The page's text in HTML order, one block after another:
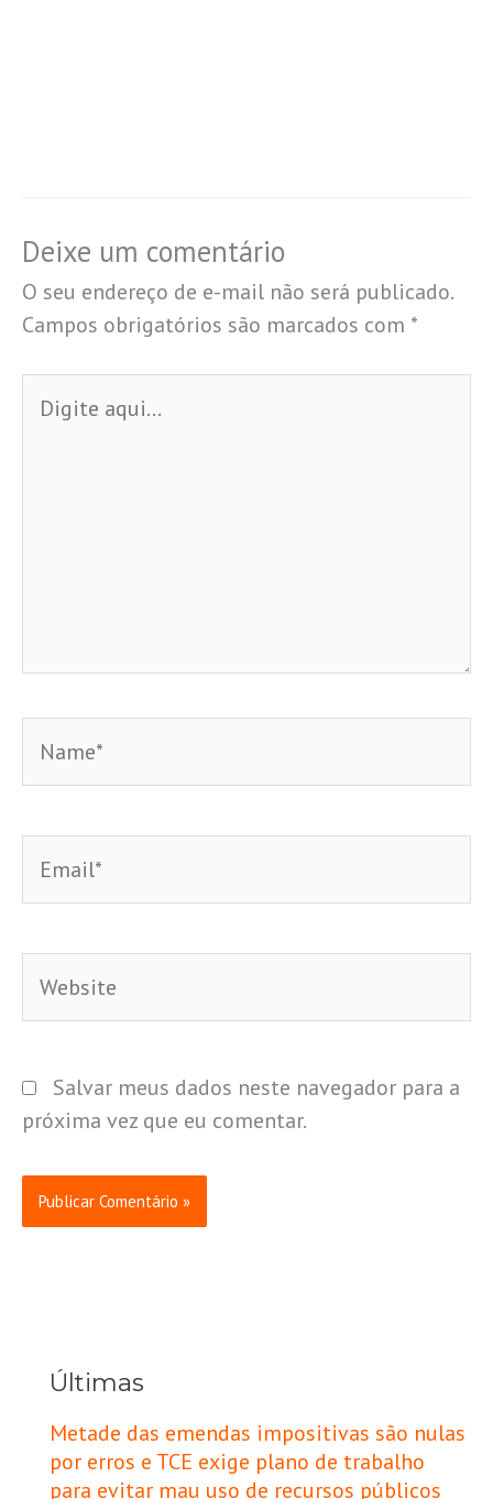
Deixe um comentário
O seu endereço de e-mail não será publicado.
Campos obrigatórios são marcados com *
aqui...
Salvar meus dados neste navegador para a
próxima vez que eu comentar.
Últimas
Metade das emendas impositivas são nulas
por erros e TCE exige plano de trabalho
para evitar mau uso de recursos públicos